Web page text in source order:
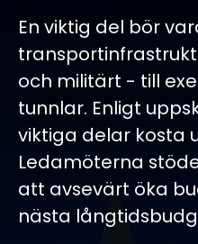
En viktig del bör
och militärt - till
tunnlar. Enligt
viktiga delar kosta
Ledamöterna
att avsevärt öka
nästa